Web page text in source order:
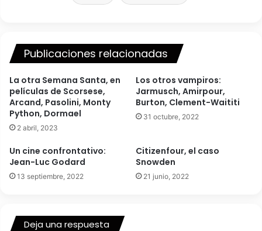
Publicaciones relacionadas
La otra Semana Santa, en
películas de Scorsese,
Arcand, Pasolini, Monty
Python, Dormael
2 abril, 2023
Los otros vampiros:
Jarmusch, Amirpour,
Burton, Clement-Waititi
31 octubre, 2022
Un cine confrontativo:
Jean-Luc Godard
13 septiembre, 2022
Citizenfour, el caso
Snowden
21 junio, 2022
Deja una respuesta